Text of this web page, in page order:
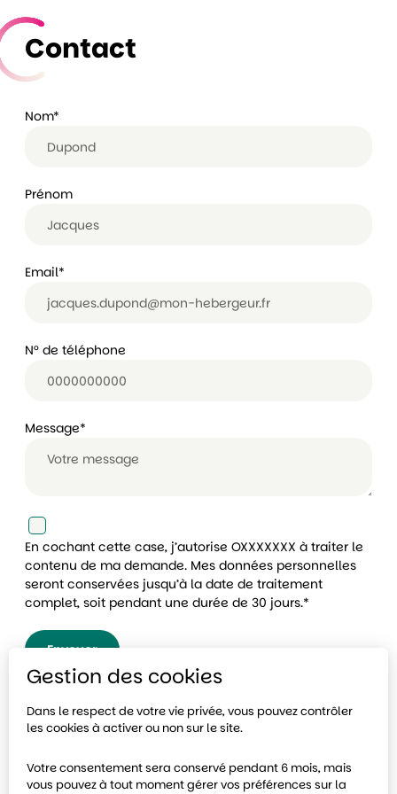
Contact
Nom*
Prénom
Email*
N° de téléphone
Message*
En cochant cette case, j’autorise OXXXXXXX à traiter le
contenu de ma demande. Mes données personnelles
seront conservées jusqu’à la date de traitement
complet, soit pendant une durée de 30 jours.*
Envoyer
Gestion des cookies
Dans le respect de votre vie privée, vous pouvez contrôler
les cookies à activer ou non sur le site.
Votre consentement sera conservé pendant 6 mois, mais
vous pouvez à tout moment gérer vos préférences sur la